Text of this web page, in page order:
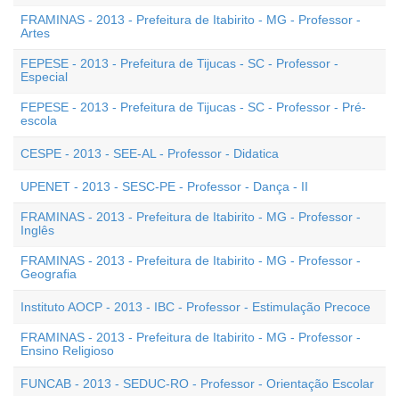
FRAMINAS - 2013 - Prefeitura de Itabirito - MG - Professor -
Artes
FEPESE - 2013 - Prefeitura de Tijucas - SC - Professor -
Especial
FEPESE - 2013 - Prefeitura de Tijucas - SC - Professor - Pré-
escola
CESPE - 2013 - SEE-AL - Professor - Didatica
UPENET - 2013 - SESC-PE - Professor - Dança - II
FRAMINAS - 2013 - Prefeitura de Itabirito - MG - Professor -
Inglês
FRAMINAS - 2013 - Prefeitura de Itabirito - MG - Professor -
Geografia
Instituto AOCP - 2013 - IBC - Professor - Estimulação Precoce
FRAMINAS - 2013 - Prefeitura de Itabirito - MG - Professor -
Ensino Religioso
FUNCAB - 2013 - SEDUC-RO - Professor - Orientação Escolar